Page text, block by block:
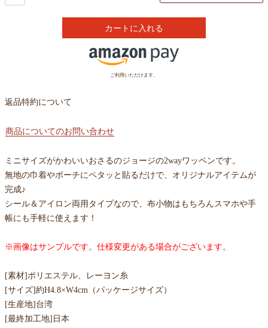
カートに入れる
ご利用いただけます。
返品特約について
商品についてのお問い合わせ
ミニサイズがかわいいおさるのジョージの2wayワッペンです。
無地の巾着やポーチにペタッと貼るだけで、オリジナルアイテムが
完成♪
シール＆アイロン両用タイプなので、布小物はもちろんスマホや手
帳にも手軽に使えます！
※画像はサンプルです。仕様変更がある場合がございます。
[素材]ポリエステル、レーヨン糸
[サイズ]約H4.8×W4cm（パッケージサイズ）
[生産地]台湾
[最終加工地]日本